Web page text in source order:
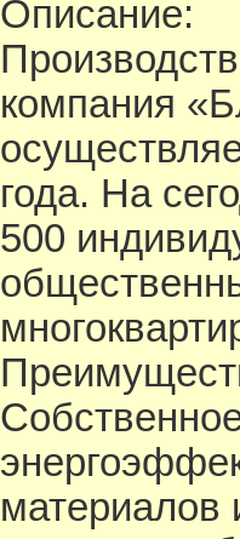
Описание:
компания
года. На
500
материалов